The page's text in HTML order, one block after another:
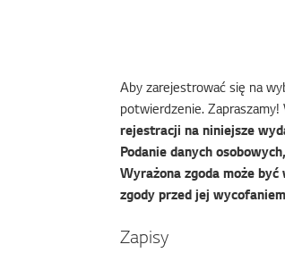
Aby zarejestrować się na
potwierdzenie.
rejestracji na niniejsze
Podanie danych
Wyrażona zgoda może
zgody przed jej
Zapisy